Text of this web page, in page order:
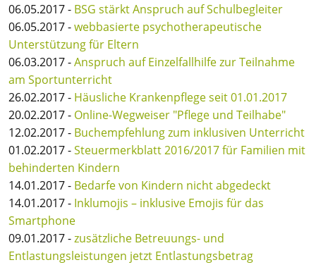
06.05.2017 - BSG stärkt Anspruch auf Schulbegleiter
06.05.2017 -webbasierte psychotherapeutische
Unterstützung für Eltern
06.03.2017 -Anspruch auf Einzelfallhilfe zur Teilnahme
am Sportunterricht
26.02.2017 - Häusliche Krankenpflege seit 01.01.2017
20.02.2017 - Online-Wegweiser "Pflege und Teilhabe"
12.02.2017 - Buchempfehlung zum inklusiven Unterricht
01.02.2017 -Steuermerkblatt 2016/2017 für Familien mit
behinderten Kindern
14.01.2017 - Bedarfe von Kindern nicht abgedeckt
14.01.2017 - Inklumojis – inklusive Emojis für das
Smartphone
09.01.2017 -zusätzliche Betreuungs- und
Entlastungsleistungen jetzt Entlastungsbetrag